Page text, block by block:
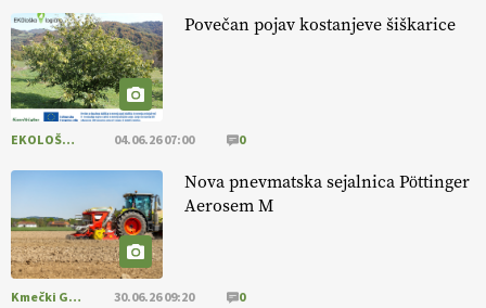
EKOloško = logično: VLOG Okus je
pomembnejši od izgleda
EKOloško = logično: ekološka kmetija PR'
RAKARI
Povečan pojav kostanjeve šiškarice
EKOLOŠKO LOGIČNO 04.06.26 07:00 0
Nova pnevmatska sejalnica Pöttinger
Aerosem M
Kmečki Glas 30.06.26 09:20 0